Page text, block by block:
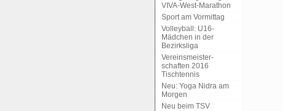
VIVA-West-Marathon
Sport am Vormittag
Volleyball: U16-
Mädchen in der
Bezirksliga
Vereinsmeister-
schaften 2016
Tischtennis
Neu: Yoga Nidra am
Morgen
Neu beim TSV